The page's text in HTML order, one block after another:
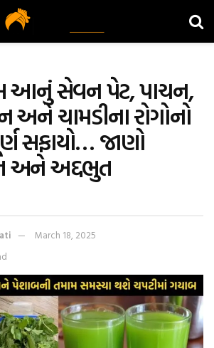
આનું સેવન પેટ, પાચન,
ચામડીના રોગોનો
સફાયો… જાણો
અને અદ્દભુત
March 18, 2025